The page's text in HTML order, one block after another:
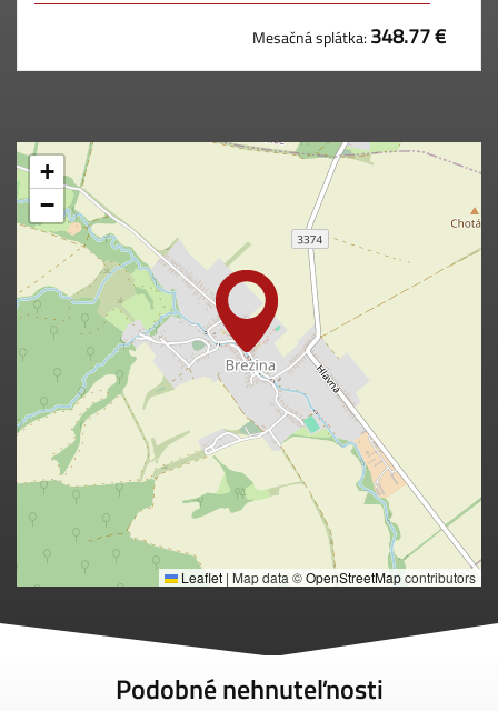
Mesačná splátka: 348.77 €
+
−
Leaflet | Map data ©OpenStreetMapcontributors
Podobné nehnuteľnosti